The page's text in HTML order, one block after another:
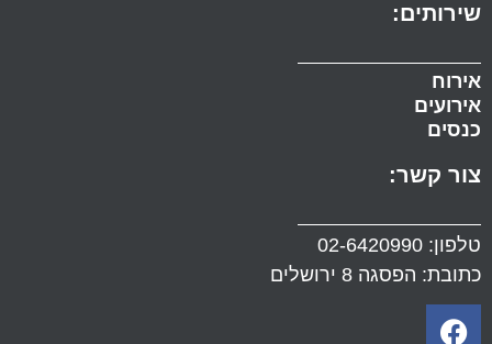
שירותים:
אירוח
אירועים
כנסים
צור קשר:
טלפון: 02-6420990
כתובת: הפסגה 8 ירושלים